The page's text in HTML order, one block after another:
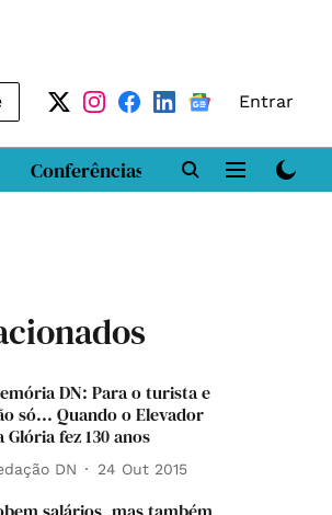
Entrar
Conferências DN LAB
DN: Para o turista e
só... Quando o Elevador
Glória fez 130 anos
DN 24 Out 2015